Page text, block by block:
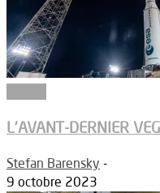
L’AVANT-DERNIER
Stefan Barensky -
9 octobre 2023